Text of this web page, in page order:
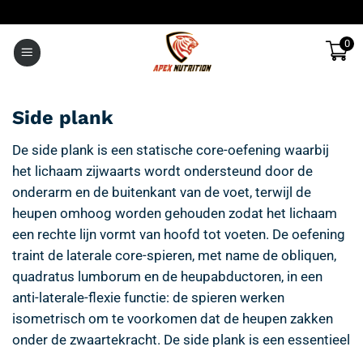
inhoud
0
Side plank
De side plank is een statische core-oefening waarbij
het lichaam zijwaarts wordt ondersteund door de
onderarm en de buitenkant van de voet, terwijl de
heupen omhoog worden gehouden zodat het lichaam
een rechte lijn vormt van hoofd tot voeten. De oefening
traint de laterale core-spieren, met name de obliquen,
quadratus lumborum en de heupabductoren, in een
anti-laterale-flexie functie: de spieren werken
isometrisch om te voorkomen dat de heupen zakken
onder de zwaartekracht. De side plank is een essentieel